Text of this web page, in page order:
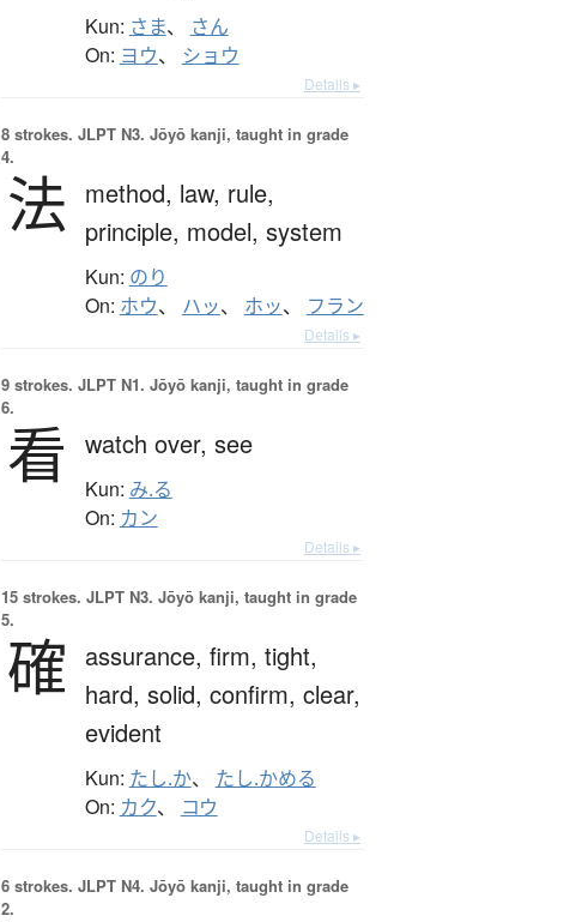
Kun: さま、 さん
On: ヨウ、 ショウ
Details ▸
8 strokes. JLPT N3. Jōyō kanji, taught in grade
4.
法 method, law, rule,
principle, model, system
Kun: のり
On: ホウ、 ハッ、 ホッ、 フラン
Details ▸
9 strokes. JLPT N1. Jōyō kanji, taught in grade
6.
看 watch over, see
Kun: み.る
On: カン
Details ▸
15 strokes. JLPT N3. Jōyō kanji, taught in grade
5.
確 assurance, firm, tight,
hard, solid, confirm, clear,
evident
Kun: たし.か、 たし.かめる
On: カク、 コウ
Details ▸
6 strokes. JLPT N4. Jōyō kanji, taught in grade
2.